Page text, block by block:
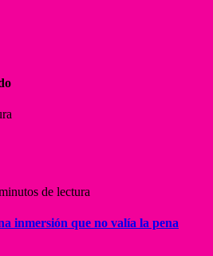
de lectura
inmersión que no valía la pena